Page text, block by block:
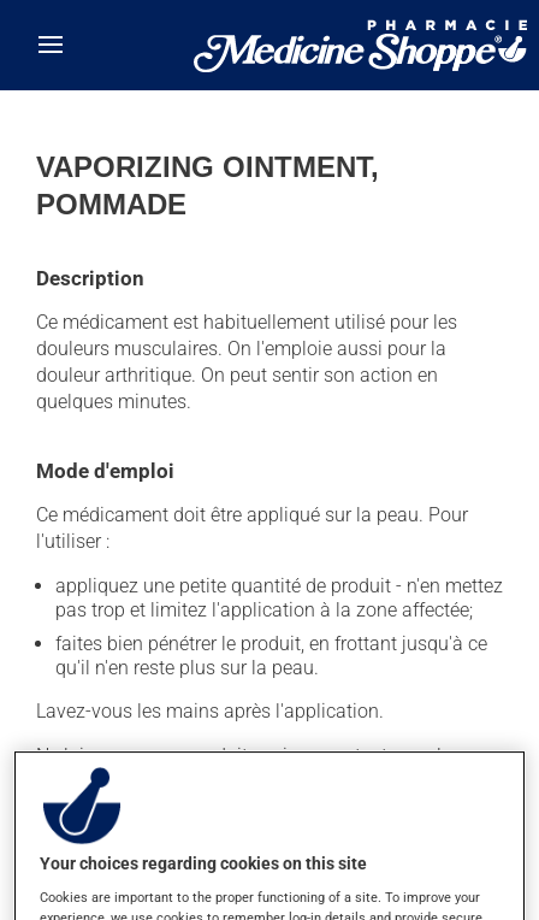
VAPORIZING OINTMENT,
POMMADE
Description
Ce médicament est habituellement utilisé pour les
douleurs musculaires. On l'emploie aussi pour la
douleur arthritique. On peut sentir son action en
quelques minutes.
Mode d'emploi
Ce médicament doit être appliqué sur la peau. Pour
l'utiliser :
appliquez une petite quantité de produit - n'en mettez
pas trop et limitez l'application à la zone affectée;
faites bien pénétrer le produit, en frottant jusqu'à ce
qu'il n'en reste plus sur la peau.
Lavez-vous les mains après l'application.
Ne laissez pas ce produit venir en contact avec les
yeux ou les lèvres. Ne l'appliquez pas sur une peau
blessée par une coupure ou une éraflure.
Il est important de respecter la posologie inscrite sur
l'étiquette. N'en utilisez pas plus, ni plus souvent
qu'indiqué.
Your choices regarding cookies on this site
Cookies are important to the proper functioning of a site. To improve your